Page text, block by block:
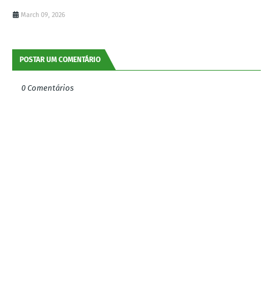
March 09, 2026
POSTAR UM COMENTÁRIO
0 Comentários